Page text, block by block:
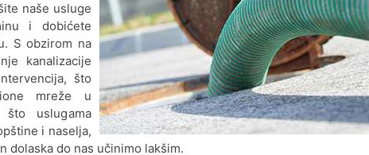
naše usluge
i dobićete
S obzirom na
kanalizacije
što
mreže u
uslugama
i naselja,
dolaska do nas učinimo lakšim.